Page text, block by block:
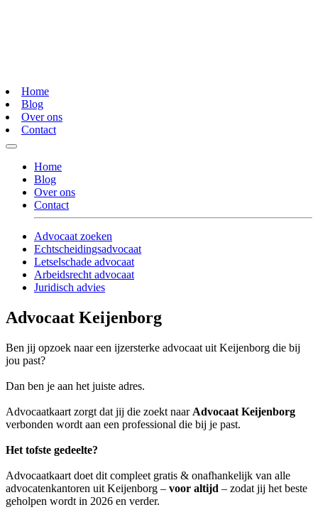
Home
Blog
Over ons
Contact
Home
Blog
Over ons
Contact
Advocaat zoeken
Echtscheidingsadvocaat
Letselschade advocaat
Arbeidsrecht advocaat
Juridisch advies
Advocaat Keijenborg
Ben jij opzoek naar een ijzersterke advocaat uit Keijenborg die bij
jou past?
Dan ben je aan het juiste adres.
Advocaatkaart zorgt dat jij die zoekt naar Advocaat Keijenborg
verbonden wordt aan een professional die bij je past.
Het tofste gedeelte?
Advocaatkaart doet dit compleet gratis & onafhankelijk van alle
advocatenkantoren uit Keijenborg – voor altijd – zodat jij het beste
geholpen wordt in 2026 en verder.